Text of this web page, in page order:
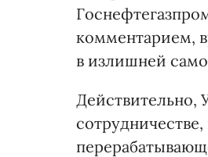
комментарием,
в излишней
Действительно,